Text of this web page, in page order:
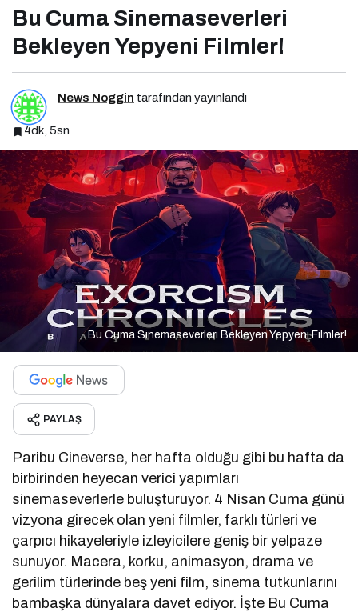
Bu Cuma Sinemaseverleri
Bekleyen Yepyeni Filmler!
News Noggin tarafından yayınlandı
4dk, 5sn
Bu Cuma Sinemaseverleri Bekleyen Yepyeni Filmler!
PAYLAŞ
Paribu Cineverse, her hafta olduğu gibi bu hafta da
birbirinden heyecan verici yapımları
sinemaseverlerle buluşturuyor. 4 Nisan Cuma günü
vizyona girecek olan yeni filmler, farklı türleri ve
çarpıcı hikayeleriyle izleyicilere geniş bir yelpaze
sunuyor. Macera, korku, animasyon, drama ve
gerilim türlerinde beş yeni film, sinema tutkunlarını
bambaşka dünyalara davet ediyor. İşte Bu Cuma